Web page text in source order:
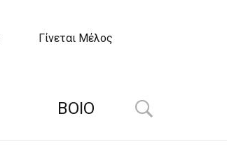
Γίνεται Μέλος
ΒΟΙΟ